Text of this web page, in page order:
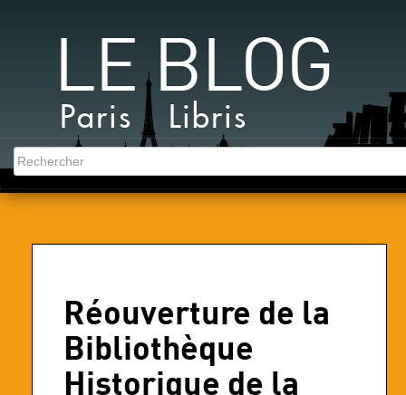
LE BLOG
Paris Libris
Réouverture de la
Bibliothèque
Historique de la